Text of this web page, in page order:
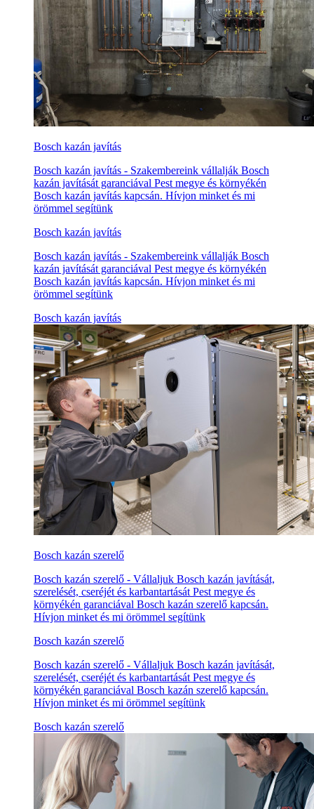
Bosch kazán javítás
Bosch kazán javítás - Szakembereink vállalják Bosch
kazán javítását garanciával Pest megye és környékén
Bosch kazán javítás kapcsán. Hívjon minket és mi
örömmel segítünk
Bosch kazán javítás
Bosch kazán javítás - Szakembereink vállalják Bosch
kazán javítását garanciával Pest megye és környékén
Bosch kazán javítás kapcsán. Hívjon minket és mi
örömmel segítünk
Bosch kazán javítás
Bosch kazán szerelő
Bosch kazán szerelő - Vállaljuk Bosch kazán javítását,
szerelését, cseréjét és karbantartását Pest megye és
környékén garanciával Bosch kazán szerelő kapcsán.
Hívjon minket és mi örömmel segítünk
Bosch kazán szerelő
Bosch kazán szerelő - Vállaljuk Bosch kazán javítását,
szerelését, cseréjét és karbantartását Pest megye és
környékén garanciával Bosch kazán szerelő kapcsán.
Hívjon minket és mi örömmel segítünk
Bosch kazán szerelő